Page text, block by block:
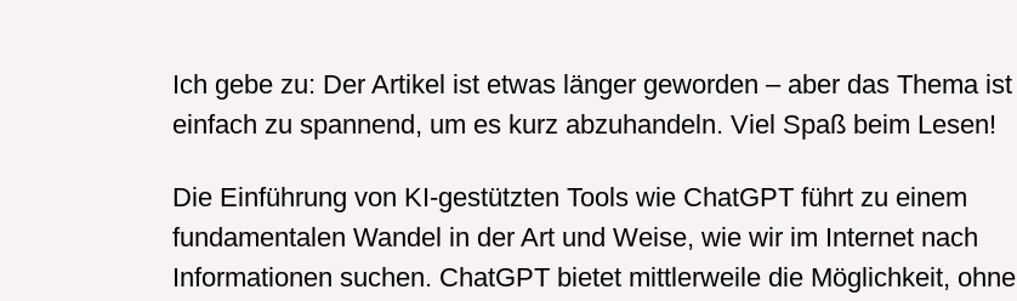
Ich gebe zu: Der Artikel ist etwas länger geworden – aber das Thema ist
einfach zu spannend, um es kurz abzuhandeln. Viel Spaß beim Lesen!
Die Einführung von KI-gestützten Tools wie ChatGPT führt zu einem
fundamentalen Wandel in der Art und Weise, wie wir im Internet nach
Informationen suchen. ChatGPT bietet mittlerweile die Möglichkeit, ohne